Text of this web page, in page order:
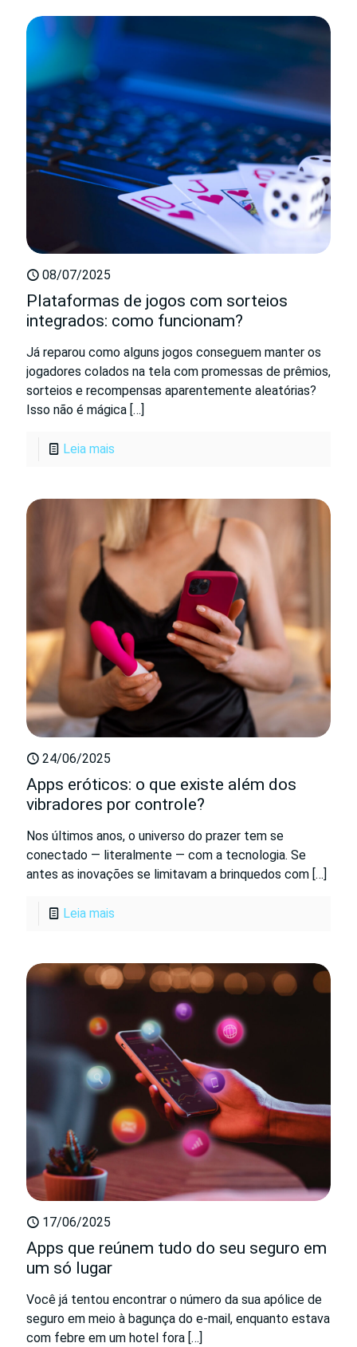
08/07/2025
Plataformas de jogos com sorteios
integrados: como funcionam?
Já reparou como alguns jogos conseguem manter os
jogadores colados na tela com promessas de prêmios,
sorteios e recompensas aparentemente aleatórias?
Isso não é mágica […]
Leia mais
24/06/2025
Apps eróticos: o que existe além dos
vibradores por controle?
Nos últimos anos, o universo do prazer tem se
conectado — literalmente — com a tecnologia. Se
antes as inovações se limitavam a brinquedos com […]
Leia mais
17/06/2025
Apps que reúnem tudo do seu seguro em
um só lugar
Você já tentou encontrar o número da sua apólice de
seguro em meio à bagunça do e-mail, enquanto estava
com febre em um hotel fora […]